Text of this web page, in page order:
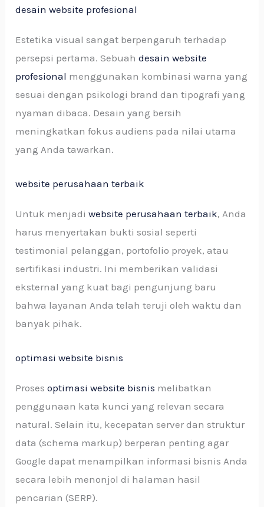
desain website profesional
Estetika visual sangat berpengaruh terhadap
persepsi pertama. Sebuahdesain website
profesional menggunakan kombinasi warna yang
sesuai dengan psikologi brand dan tipografi yang
nyaman dibaca. Desain yang bersih
meningkatkan fokus audiens pada nilai utama
yang Anda tawarkan.
website perusahaan terbaik
Untuk menjadiwebsite perusahaan terbaik, Anda
harus menyertakan bukti sosial seperti
testimonial pelanggan, portofolio proyek, atau
sertifikasi industri. Ini memberikan validasi
eksternal yang kuat bagi pengunjung baru
bahwa layanan Anda telah teruji oleh waktu dan
banyak pihak.
optimasi website bisnis
Prosesoptimasi website bisnis melibatkan
penggunaan kata kunci yang relevan secara
natural. Selain itu, kecepatan server dan struktur
data (schema markup) berperan penting agar
Google dapat menampilkan informasi bisnis Anda
secara lebih menonjol di halaman hasil
pencarian (SERP).